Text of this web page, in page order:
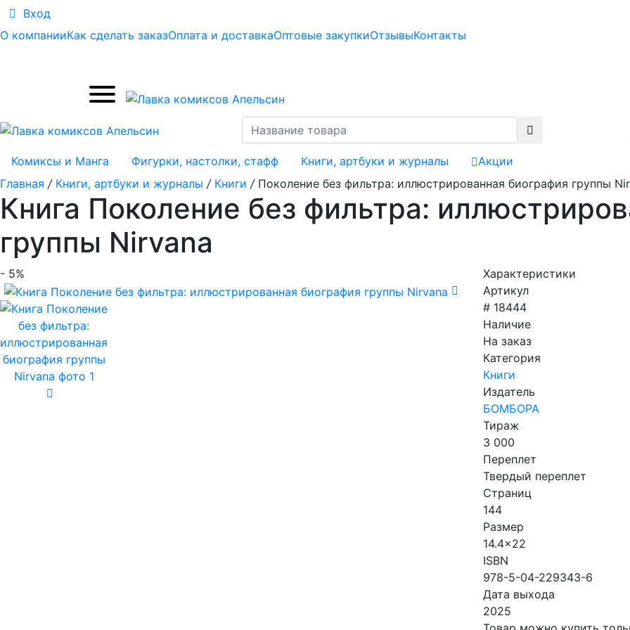
Вход
О компанииКак сделать заказОплата и доставкаОптовые закупкиОтзывыКонтакты
Комиксы и Манга
Фигурки, настолки, стафф Книги, артбуки и журналы
Акции
Главная / Книги, артбуки и журналы / Книги / Поколение без фильтра: иллюстрированная биография группы
Книга Поколение без фильтра:
группы Nirvana
- 5%
Характеристики
Артикул
# 18444
Наличие
На заказ
Категория
Книги
Издатель
БОМБОРА
Тираж
3 000
Переплет
Твердый переплет
Страниц
144
Размер
14.4x22
ISBN
978-5-04-229343-6
Дата выхода
2025